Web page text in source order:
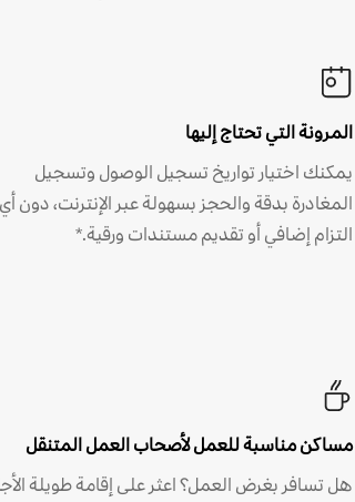
المرونة التي تحتاج إليها
يمكنك اختيار تواريخ تسجيل الوصول وتسجيل
المغادرة بدقة والحجز بسهولة عبر الإنترنت، دون أي
التزام إضافي أو تقديم مستندات ورقية.*
مساكن مناسبة للعمل لأصحاب العمل المتنقل
هل تسافر بغرض العمل؟ اعثر على إقامة طويلة